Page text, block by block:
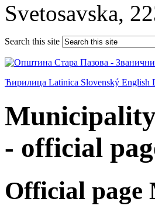
Svetosavska,
Search this site
Ћирилица Latinica Slovenský English
- official
Official page